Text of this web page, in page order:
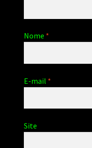
Nome *
E-mail *
Site